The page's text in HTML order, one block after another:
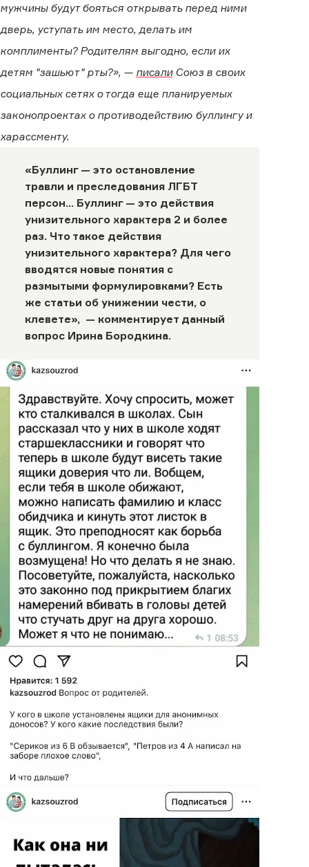
мужчины будут бояться открывать перед ними
дверь, уступать им место, делать им
комплименты? Родителям выгодно, если их
детям "зашьют" рты?», — писалиСоюз в своих
социальных сетях о тогда еще планируемых
законопроектах о противодействию буллингу и
харассменту.
«Буллинг — это остановление
травли и преследования ЛГБТ
персон… Буллинг — это действия
унизительного характера 2 и более
раз. Что такое действия
унизительного характера? Для чего
вводятся новые понятия с
размытыми формулировками? Есть
же статьи об унижении чести, о
клевете», — комментирует данный
вопрос Ирина Бородкина.